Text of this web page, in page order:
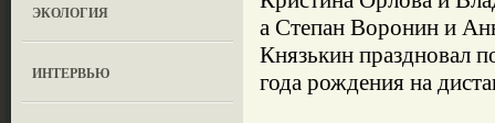
ЭКОЛОГИЯ
ИНТЕРВЬЮ
а Степан Воронин и
Князькин праздновал
года рождения на